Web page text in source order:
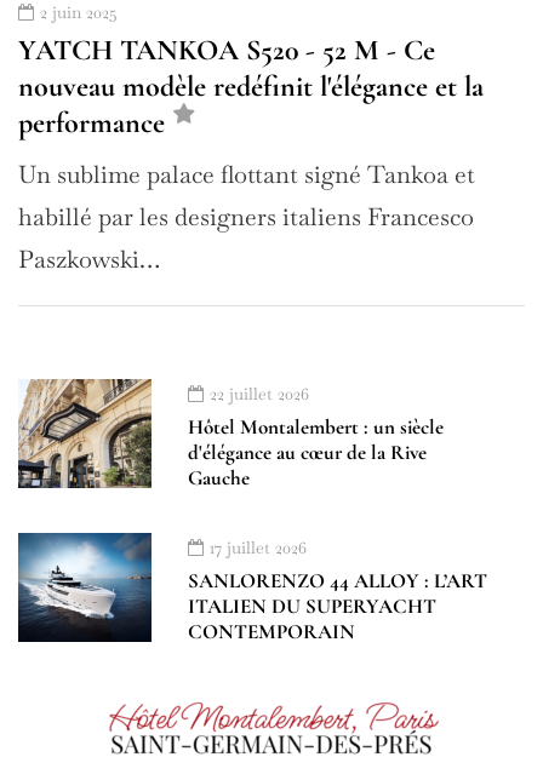
2 juin 2025
YATCH TANKOA S520 - 52 M - Ce
nouveau modèle redéfinit l'élégance et la
performance
Un sublime palace flottant signé Tankoa et
habillé par les designers italiens Francesco
Paszkowski…
22 juillet 2026
Hôtel Montalembert : un siècle
d'élégance au cœur de la Rive
Gauche
17 juillet 2026
SANLORENZO 44 ALLOY : L’ART
ITALIEN DU SUPERYACHT
CONTEMPORAIN